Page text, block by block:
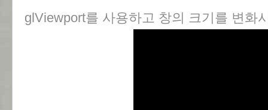
glViewport를 사용하고 창의 크기를 변화